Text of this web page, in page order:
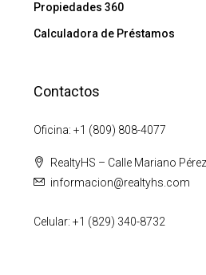
Propiedades 360
Calculadora de Préstamos
Contactos
Oficina: +1 (809) 808-4077
RealtyHS – Calle Mariano
informacion@realtyhs.com
Celular: +1 (829) 340-8732